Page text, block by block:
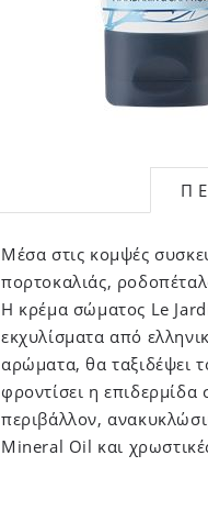
Μέσα στις κομψές
πορτοκαλιάς,
Η κρέμα σώματος Le
εκχυλίσματα από
αρώματα, θα ταξιδέψει
φροντίσει η
περιβάλλον,
Mineral Oil και